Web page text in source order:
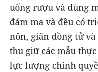
uống rượu và dùng
đám ma và đều có
nôn, giãn đồng tử
thu giữ các mẫu
lực lượng chính